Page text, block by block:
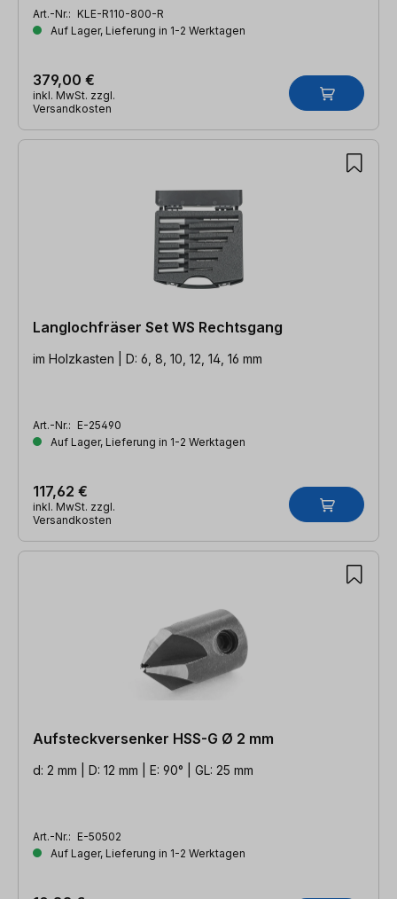
Art.-Nr.: KLE-R110-800-R
Auf Lager, Lieferung in 1-2 Werktagen
379,00 €
inkl. MwSt. zzgl.
Versandkosten
Langlochfräser Set WS Rechtsgang
im Holzkasten | D: 6, 8, 10, 12, 14, 16 mm
Art.-Nr.: E-25490
Auf Lager, Lieferung in 1-2 Werktagen
117,62 €
inkl. MwSt. zzgl.
Versandkosten
Aufsteckversenker HSS-G Ø 2 mm
d: 2 mm | D: 12 mm | E: 90° | GL: 25 mm
Art.-Nr.: E-50502
Auf Lager, Lieferung in 1-2 Werktagen